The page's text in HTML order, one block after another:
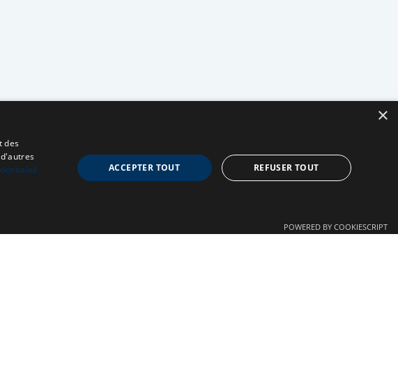
×
des
ACCEPTER TOUT REFUSER TOUT
POWERED BY COOKIESCRIPT